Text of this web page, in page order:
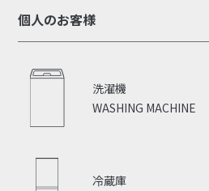
個人のお客様
WASHING MACHINE
洗濯機
冷蔵庫